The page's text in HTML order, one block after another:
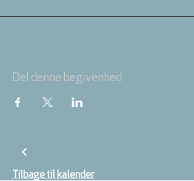
Del denne begivenhed
Tilbage til kalender